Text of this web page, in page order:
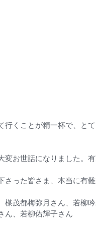
行くことが精一杯で、と
変お世話になりました。有
さった皆さま、本当に有難
楳茂都梅弥月さん、若柳
ん、若柳佑輝子さん